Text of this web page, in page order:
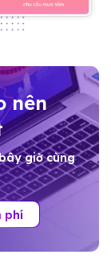
nên
giờ cùng
phí